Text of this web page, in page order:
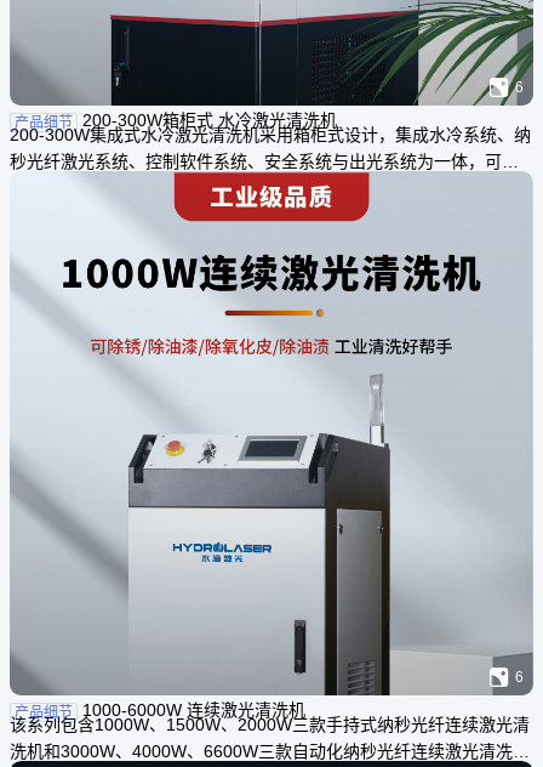
 6
产品细节 200-300W箱柜式 水冷激光清洗机
200-300W集成式水冷激光清洗机采用箱柜式设计，集成水冷系统、纳
秒光纤激光系统、控制软件系统、安全系统与出光系统为一体，可搭
载PLC实现数字一体化无人中控。水冷配套下激光质量更高，清洗效
率更加高效。满足企业生产车间内对大部分小型部件的清
 6
产品细节 1000-6000W 连续激光清洗机
该系列包含1000W、1500W、2000W三款手持式纳秒光纤连续激光清
洗机和3000W、4000W、6600W三款自动化纳秒光纤连续激光清冼